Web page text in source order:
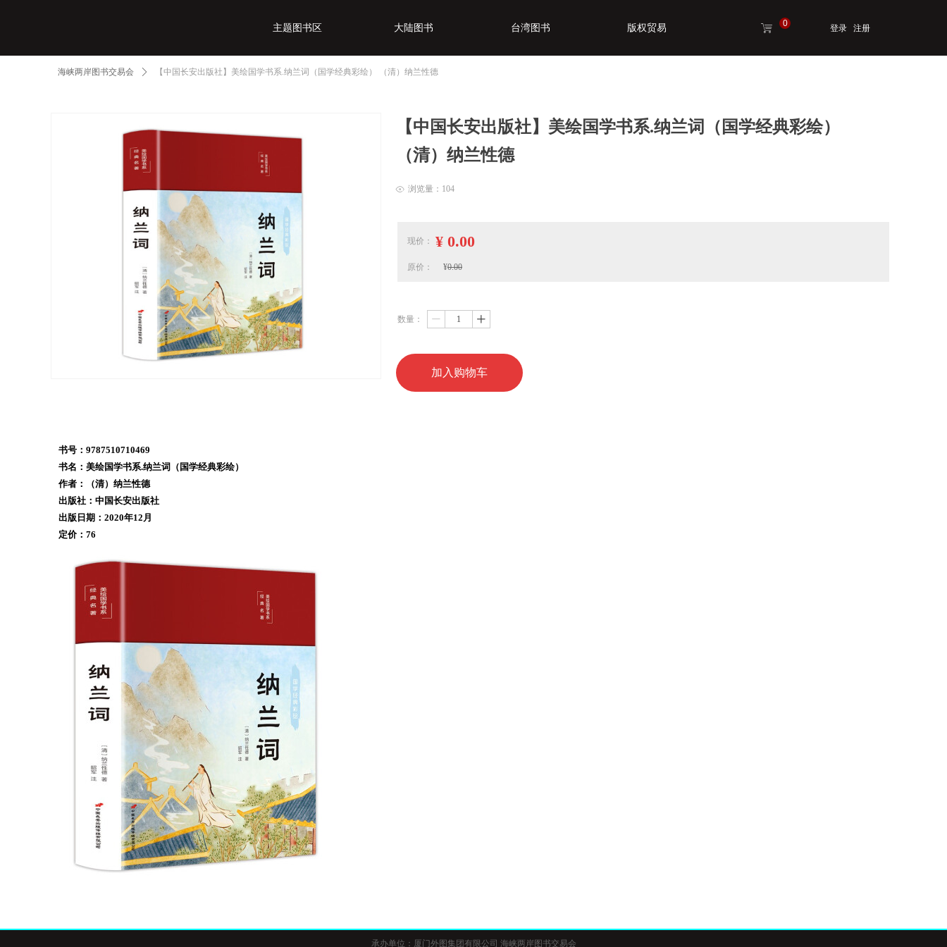
主题图书区 大陆图书 台湾图书 版权贸易 ꁈ 0 登录 注册
【中国长安出版社】美绘国学书系.纳兰词（国学经典彩绘）
（清）纳兰性德
书号：9787510710469
书名：美绘国学书系.纳兰词（国学经典彩绘）
作者：（清）纳兰性德
出版社 ： 中国长安出版社
出版日期：2020年12月
定价：76
ꁖ 浏览量： 104
现价： ¥ 0.00
原价： ¥0.00
加入购物车
数量： ꄷ ꄸ
海峡两岸图书交易会 ꄲ 【中国长安出版社】美绘国学书系.纳兰词（国学经典彩绘） （清）纳兰性德
承办单位：厦门外图集团有限公司 海峡两岸图书交易会